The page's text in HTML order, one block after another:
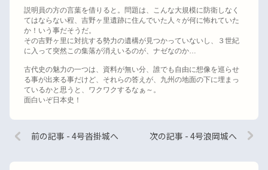
説明員の方の言葉を借りると。問題は、こんな大規模に防衛しなく
てはならない程、吉野ヶ里遺跡に住んでいた人々が何に怖れていた
か！いう事だそうだ。
その吉野ヶ里に対抗する勢力の遺構が見つかっていないし、３世紀
に入って突然この集落が消えいるのが、ナゼなのか…
古代史の魅力の一つは、資料が無い分、誰でも自由に想像を巡らせ
る事が出来る事だけど、それらの答えが、九州の地面の下に埋まっ
ているかと思うと、ワクワクするなぁ～。
面白いぞ日本史！
前の記事 - 4号沓掛城へ 次の記事 - 4号浪岡城へ